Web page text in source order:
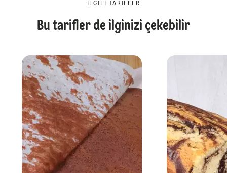
İLGILI TARIFLER
Bu tarifler de ilginizi çekebilir